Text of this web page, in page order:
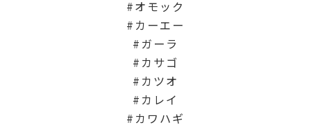
オモック
カーエー
ガーラ
カサゴ
カツオ
カレイ
カワハギ